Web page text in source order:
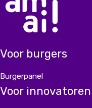
Voor burgers
Burgerpanel
Voor innovatoren